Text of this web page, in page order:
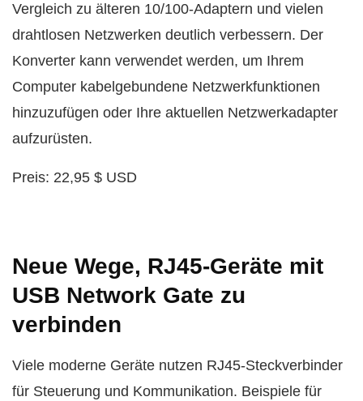
Vergleich zu älteren 10/100-Adaptern und vielen
drahtlosen Netzwerken deutlich verbessern. Der
Konverter kann verwendet werden, um Ihrem
Computer kabelgebundene Netzwerkfunktionen
hinzuzufügen oder Ihre aktuellen Netzwerkadapter
aufzurüsten.
Preis: 22,95 $ USD
Neue Wege, RJ45-Geräte mit
USB Network Gate zu
verbinden
Viele moderne Geräte nutzen RJ45-Steckverbinder
für Steuerung und Kommunikation. Beispiele für